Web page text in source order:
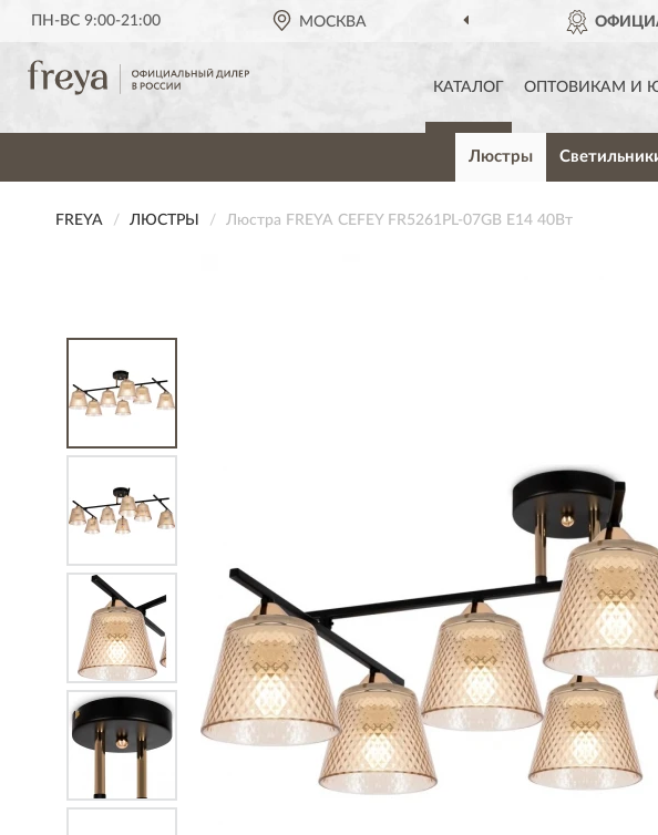
ПН-ВС 9:00-21:00 МОСКВА
КАТАЛОГ ОПТОВИКАМ И
Люстры
FREYA ЛЮСТРЫ Люстра FREYA CEFEY FR5261PL-07GB Е14 40Вт